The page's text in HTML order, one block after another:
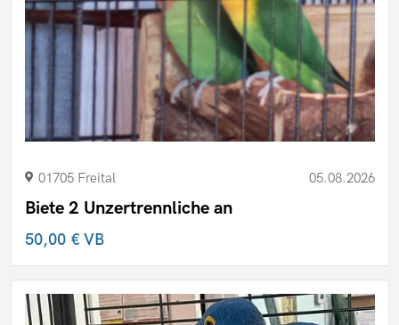
01705 Freital 05.08.2026
Biete 2 Unzertrennliche an
50,00 €VB